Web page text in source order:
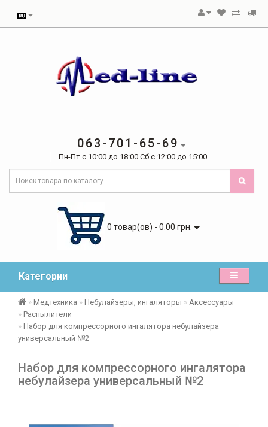
063-701-65-69
Пн-Пт с 10:00 до 18:00 Сб с 12:00 до 15:00
0 товар(ов) - 0.00 грн.
Категории
Медтехника Небулайзеры, ингаляторы
Аксессуары
Распылители
Набор для компрессорного ингалятора небулайзера
универсальный №2
Набор для компрессорного ингалятора
небулайзера универсальный №2